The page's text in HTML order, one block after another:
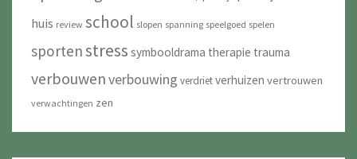
huis review school slopen spanning speelgoed spelen
sportenstress symbooldrama therapie trauma
verbouwenverbouwing verdrietverhuizen vertrouwen
verwachtingen zen